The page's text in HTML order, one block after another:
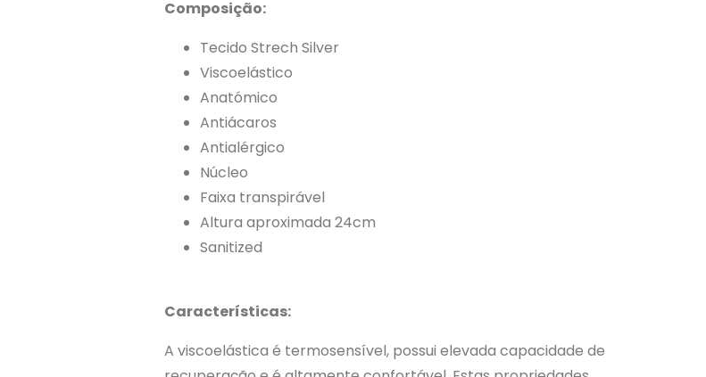
Composição:
Tecido Strech Silver
Viscoelástico
Anatómico
Antiácaros
Antialérgico
Núcleo
Faixa transpirável
Altura aproximada 24cm
Sanitized
Características:
A viscoelástica é termosensível, possui elevada capacidade de